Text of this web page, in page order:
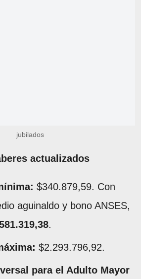
jubilados
actualizados
$340.879,59. Con
aguinaldo y bono ANSES,
.
$2.293.796,92.
para el Adulto Mayor